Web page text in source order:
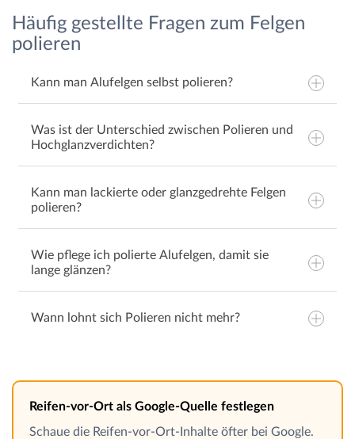
Häufig gestellte Fragen zum Felgen
polieren
Kann man Alufelgen selbst polieren?
Was ist der Unterschied zwischen Polieren und
Hochglanzverdichten?
Kann man lackierte oder glanzgedrehte Felgen
polieren?
Wie pflege ich polierte Alufelgen, damit sie
lange glänzen?
Wann lohnt sich Polieren nicht mehr?
Reifen-vor-Ort als Google-Quelle festlegen
Schaue die Reifen-vor-Ort-Inhalte öfter bei Google.